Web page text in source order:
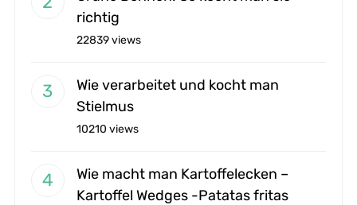
richtig
22839 views
Wie verarbeitet und kocht man
Stielmus
10210 views
Wie macht man Kartoffelecken –
Kartoffel Wedges -Patatas fritas